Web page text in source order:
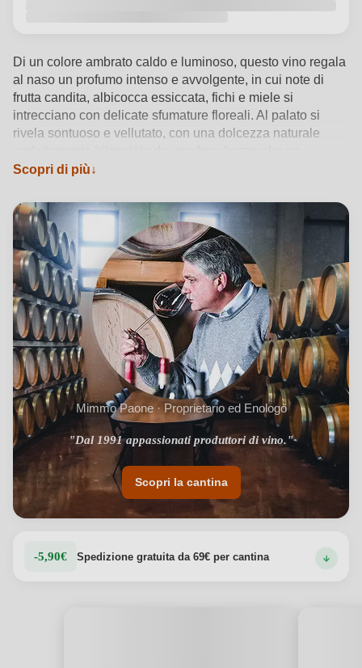
Di un colore ambrato caldo e luminoso, questo vino regala
al naso un profumo intenso e avvolgente, in cui note di
frutta candita, albicocca essiccata, fichi e miele si
intrecciano con delicate sfumature floreali. Al palato si
rivela sontuoso e vellutato, con una dolcezza naturale
sostiene la beva, regalando un sorso ricco, caldo e
attraverso raccolta tardiva e appassimento al sole di
Salina, questo vino racconta ogni sfumatura dell’isola,
accompagnando con eleganza biscotti secchi come
piparelle, sesamini o cantucci, rendendo ogni sorso un
momento di meditazione.Vedi dettagli del prodotto →
Scopri di più
Mimmo Paone · Proprietario ed Enologo
"Dal 1991 appassionati produttori di vino."
Scopri la cantina
-5,90€ Spedizione gratuita da 69€ per cantina